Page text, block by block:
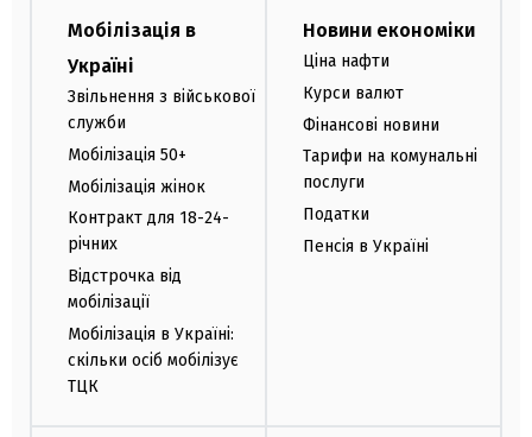
Мобілізація в
Україні
Звільнення з військової
служби
Мобілізація 50+
Мобілізація жінок
Контракт для 18-24-
річних
Відстрочка від
мобілізації
Мобілізація в Україні:
скільки осіб мобілізує
ТЦК
Новини економіки
Ціна нафти
Курси валют
Фінансові новини
Тарифи на комунальні
послуги
Податки
Пенсія в Україні